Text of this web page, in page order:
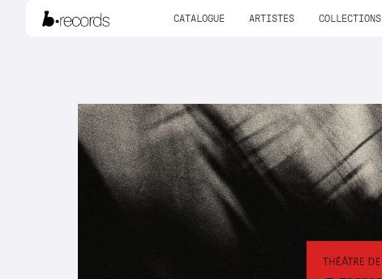
CATALOGUE ARTISTES COLLECTIONS